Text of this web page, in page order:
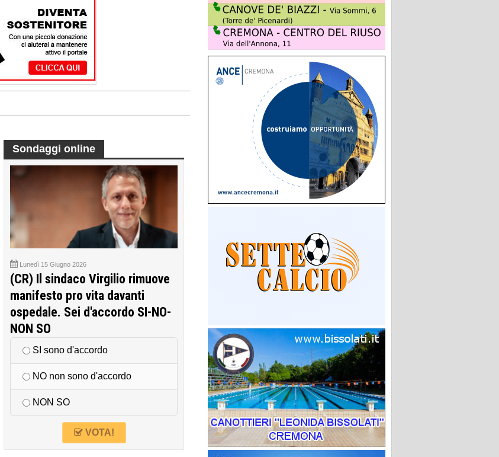
Sondaggi online
Lunedì 15 Giugno 2026
(CR) Il sindaco Virgilio rimuove
manifesto pro vita davanti
ospedale. Sei d'accordo SI-NO-
NON SO
SI sono d'accordo
NO non sono d'accordo
NON SO
VOTA!